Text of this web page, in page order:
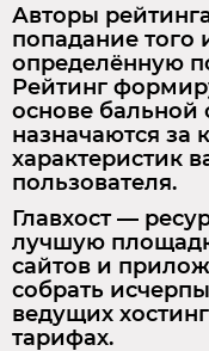
Авторы
попадание того
определённую
Рейтинг
основе бальной
назначаются за
характеристик
пользователя.
Главхост —
лучшую
сайтов и
собрать
ведущих
тарифах.